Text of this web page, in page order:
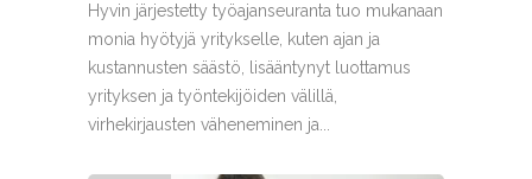
Hyvin järjestetty työajanseuranta tuo mukanaan
monia hyötyjä yritykselle, kuten ajan ja
kustannusten säästö, lisääntynyt luottamus
yrityksen ja työntekijöiden välillä,
virhekirjausten väheneminen ja...